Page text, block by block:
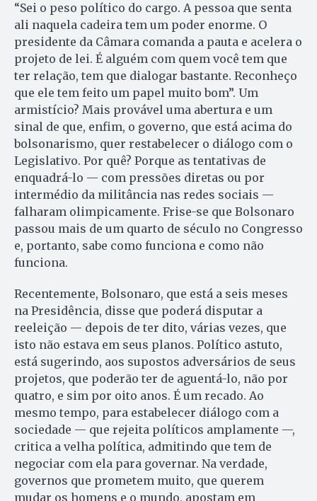
“Sei o peso político do cargo. A pessoa que senta
ali naquela cadeira tem um poder enorme. O
presidente da Câmara comanda a pauta e acelera o
projeto de lei. É alguém com quem você tem que
ter relação, tem que dialogar bastante. Reconheço
que ele tem feito um papel muito bom”. Um
armistício? Mais provável uma abertura e um
sinal de que, enfim, o governo, que está acima do
bolsonarismo, quer restabelecer o diálogo com o
Legislativo. Por quê? Porque as tentativas de
enquadrá-lo — com pressões diretas ou por
intermédio da militância nas redes sociais —
falharam olimpicamente. Frise-se que Bolsonaro
passou mais de um quarto de século no Congresso
e, portanto, sabe como funciona e como não
funciona.
Recentemente, Bolsonaro, que está a seis meses
na Presidência, disse que poderá disputar a
reeleição — depois de ter dito, várias vezes, que
isto não estava em seus planos. Político astuto,
está sugerindo, aos supostos adversários de seus
projetos, que poderão ter de aguentá-lo, não por
quatro, e sim por oito anos. É um recado. Ao
mesmo tempo, para estabelecer diálogo com a
sociedade — que rejeita políticos amplamente —,
critica a velha política, admitindo que tem de
negociar com ela para governar. Na verdade,
governos que prometem muito, que querem
mudar os homens e o mundo, apostam em